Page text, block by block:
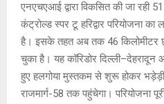
एनएचएआई द्वारा विकसित की जा रही
कंट्रोल्ड स्पर टू हरिद्वार परियोजना
है। इसके तहत अब तक 46 किलोमीटर
चुका है। यह कॉरिडोर दिल्ली–देहरादून
हुए हलगोया मुस्तकम से शुरू होकर भड़ेड़ी
राजमार्ग-58 तक पहुंचेगा। परियोजना